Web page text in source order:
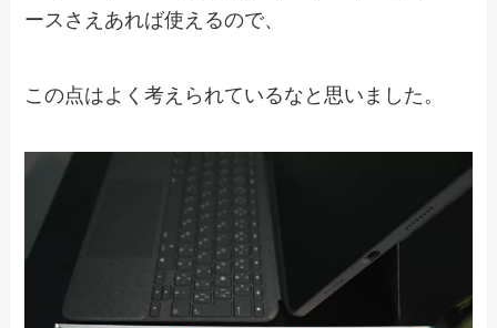
ースさえあれば使えるので、
この点はよく考えられているなと思いました。